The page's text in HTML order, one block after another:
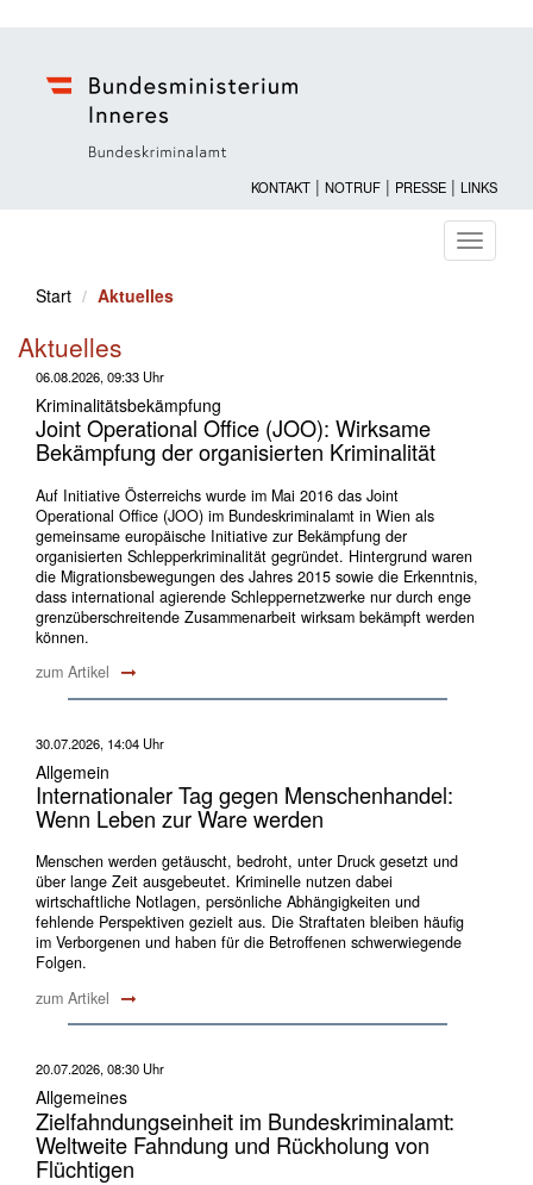
KONTAKT | NOTRUF | PRESSE | LINKS
ein-/
Start
Aktuelles
Aktuelles
06.08.2026, 09:33 Uhr
Kriminalitätsbekämpfung
Joint Operational Office (JOO): Wirksame
Bekämpfung der organisierten Kriminalität
Auf Initiative Österreichs wurde im Mai 2016 das Joint
Operational Office (JOO) im Bundeskriminalamt in Wien als
gemeinsame europäische Initiative zur Bekämpfung der
organisierten Schlepperkriminalität gegründet. Hintergrund waren
die Migrationsbewegungen des Jahres 2015 sowie die Erkenntnis,
dass international agierende Schleppernetzwerke nur durch enge
grenzüberschreitende Zusammenarbeit wirksam bekämpft werden
können.
zum Artikel
30.07.2026, 14:04 Uhr
Allgemein
Internationaler Tag gegen Menschenhandel:
Wenn Leben zur Ware werden
Menschen werden getäuscht, bedroht, unter Druck gesetzt und
über lange Zeit ausgebeutet. Kriminelle nutzen dabei
wirtschaftliche Notlagen, persönliche Abhängigkeiten und
fehlende Perspektiven gezielt aus. Die Straftaten bleiben häufig
im Verborgenen und haben für die Betroffenen schwerwiegende
Folgen.
zum Artikel
20.07.2026, 08:30 Uhr
Allgemeines
Zielfahndungseinheit im Bundeskriminalamt:
Weltweite Fahndung und Rückholung von
Flüchtigen